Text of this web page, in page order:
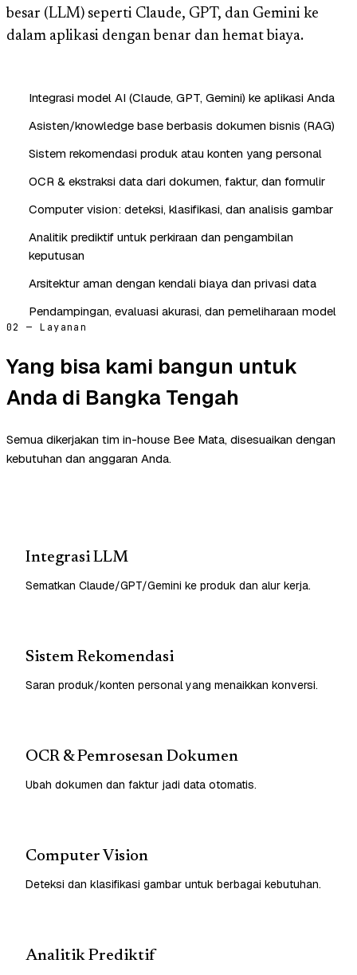
besar (LLM) seperti Claude, GPT, dan Gemini ke
dalam aplikasi dengan benar dan hemat biaya.
Integrasi model AI (Claude, GPT, Gemini) ke aplikasi Anda
Asisten/knowledge base berbasis dokumen bisnis (RAG)
Sistem rekomendasi produk atau konten yang personal
OCR & ekstraksi data dari dokumen, faktur, dan formulir
Computer vision: deteksi, klasifikasi, dan analisis gambar
Analitik prediktif untuk perkiraan dan pengambilan
keputusan
Arsitektur aman dengan kendali biaya dan privasi data
Pendampingan, evaluasi akurasi, dan pemeliharaan model
02 — Layanan
Yang bisa kami bangun untuk
Anda di Bangka Tengah
Semua dikerjakan tim in-house Bee Mata, disesuaikan dengan
kebutuhan dan anggaran Anda.
Integrasi LLM
Sematkan Claude/GPT/Gemini ke produk dan alur kerja.
Sistem Rekomendasi
Saran produk/konten personal yang menaikkan konversi.
OCR & Pemrosesan Dokumen
Ubah dokumen dan faktur jadi data otomatis.
Computer Vision
Deteksi dan klasifikasi gambar untuk berbagai kebutuhan.
Analitik Prediktif